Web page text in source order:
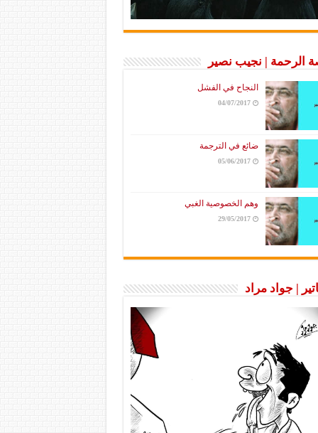
الرحمة | نجيب نصير
النجاح في الفشل
04/07/2017
ضائع في الترجمة
05/06/2017
وهم الخصوصية الغبي
29/05/2017
| جواد مراد